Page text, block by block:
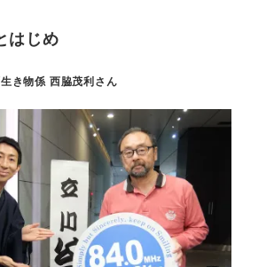
はじめ
き物係 西脇茂利さん